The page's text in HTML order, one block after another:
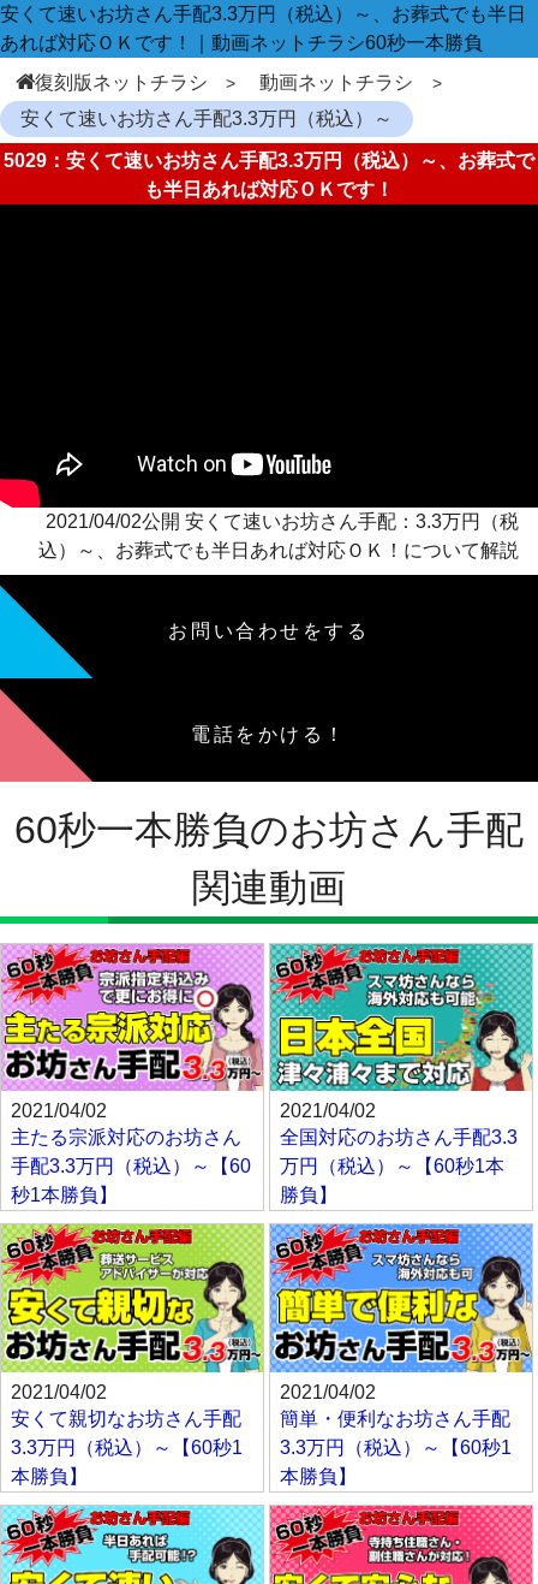
安くて速いお坊さん手配3.3万円（税込）～、お葬式でも半日
あれば対応ＯＫです！｜動画ネットチラシ60秒一本勝負
復刻版ネットチラシ
動画ネットチラシ
安くて速いお坊さん手配3.3万円（税込）～
5029：安くて速いお坊さん手配3.3万円（税込）～、お葬式で
も半日あれば対応ＯＫです！
2021/04/02公開 安くて速いお坊さん手配：3.3万円（税
込）～、お葬式でも半日あれば対応ＯＫ！について解説
お問い合わせをする
電話をかける！
60秒一本勝負のお坊さん手配
関連動画
2021/04/02
主たる宗派対応のお坊さん
手配3.3万円（税込）～【60
秒1本勝負】
2021/04/02
全国対応のお坊さん手配3.3
万円（税込）～【60秒1本
勝負】
2021/04/02
安くて親切なお坊さん手配
3.3万円（税込）～【60秒1
本勝負】
2021/04/02
簡単・便利なお坊さん手配
3.3万円（税込）～【60秒1
本勝負】